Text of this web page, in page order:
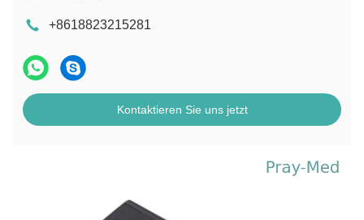
+8618823215281
Kontaktieren Sie uns jetzt